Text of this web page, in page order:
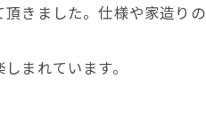
きました。仕様や家造
まれています。